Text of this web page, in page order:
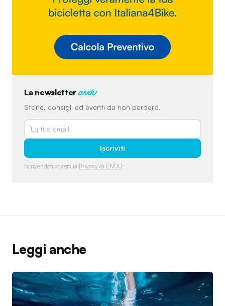
La newsletter endu
Storie, consigli ed eventi da non perdere.
Iscriviti
Iscrivendoti accetti la Privacy di ENDU.
Leggi anche